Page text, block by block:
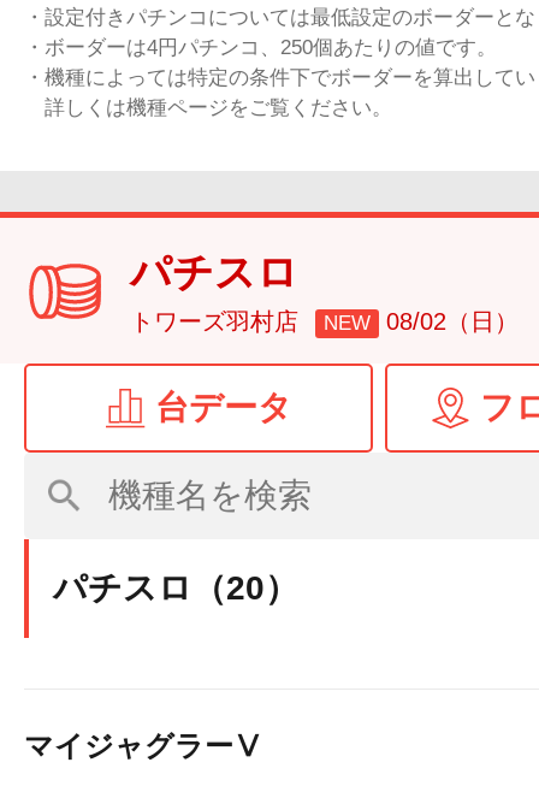
・設定付きパチンコについては最低設定のボーダーと
・ボーダーは4円パチンコ、250個あたりの値です。
・機種によっては特定の条件下でボーダーを算出して
詳しくは機種ページをご覧ください。
パチスロ
トワーズ羽村店 NEW 08/02（日）
台データ フ
パチスロ（20）
マイジャグラーⅤ